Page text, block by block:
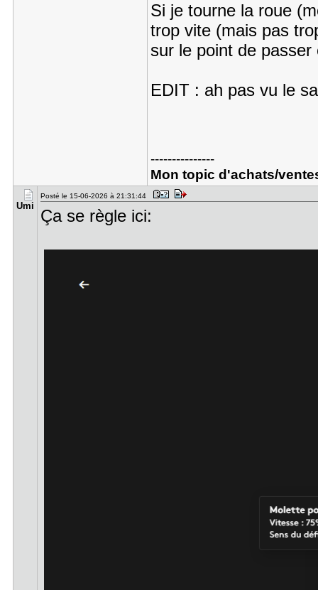
Si je tourne la roue
trop vite (mais pas
sur le point de passer
EDIT : ah pas vu le
---------------
Mon topic d'achats/
Umi
Posté le 15-06-2026 à 21:31:44
Ça se règle ici: